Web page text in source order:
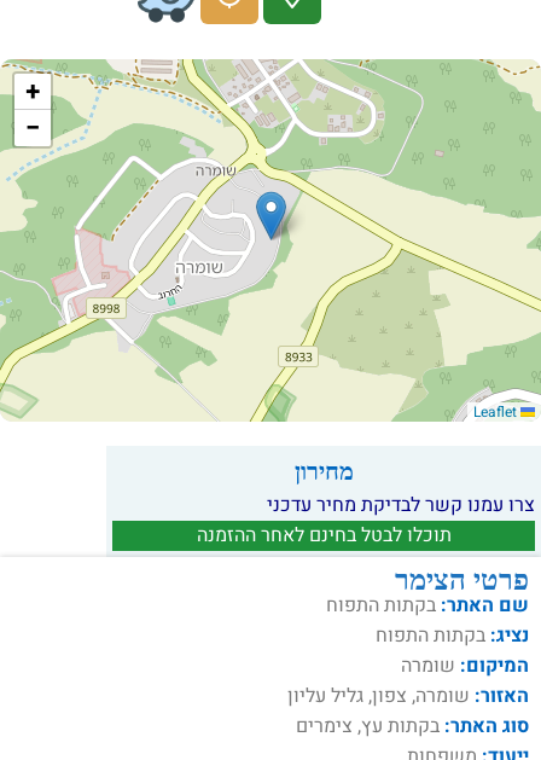
+
−
מחירון
צרו עמנו קשר לבדיקת מחיר עדכני
תוכלו לבטל בחינם לאחר ההזמנה
פרטי הצימר
שם האתר: בקתות התפוח
נציג: בקתות התפוח
המיקום: שומרה
האזור: שומרה, צפון, גליל עליון
סוג האתר: בקתות עץ, צימרים